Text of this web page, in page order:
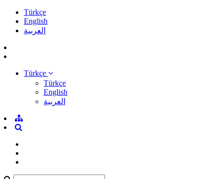
Türkçe
English
العربية
Türkçe
Türkçe
English
العربية